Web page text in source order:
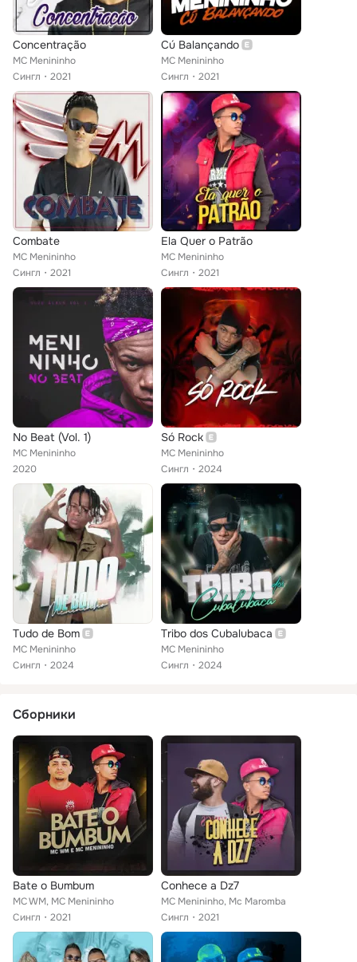
Concentração
MC Menininho
Сингл
2021
Cú Balançando
MC Menininho
Сингл
2021
Combate
MC Menininho
Сингл
2021
Ela Quer o Patrão
MC Menininho
Сингл
2021
No Beat (Vol. 1)
MC Menininho
2020
Só Rock
MC Menininho
Сингл
2024
Tudo de Bom
MC Menininho
Сингл
2024
Tribo dos Cubalubaca
MC Menininho
Сингл
2024
Сборники
Bate o Bumbum
MC WM, MC Menininho
Сингл
2021
Conhece a Dz7
MC Menininho, Mc Maromba
Сингл
2021